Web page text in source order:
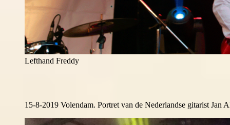
Lefthand Freddy
15-8-2019 Volendam. Portret van de Nederlandse gitarist Jan